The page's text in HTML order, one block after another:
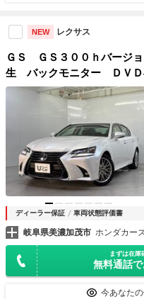
NEW レクサス
ＧＳ ＧＳ３００ｈバージ
生 バックモニター ＤＶ
ライト パワートランク
ーズコントロール ドライブ
ディーラー保証 車両状態評価書
岐阜県美濃加茂市 ホンダカー
まずは在庫
無料通話
今あなた